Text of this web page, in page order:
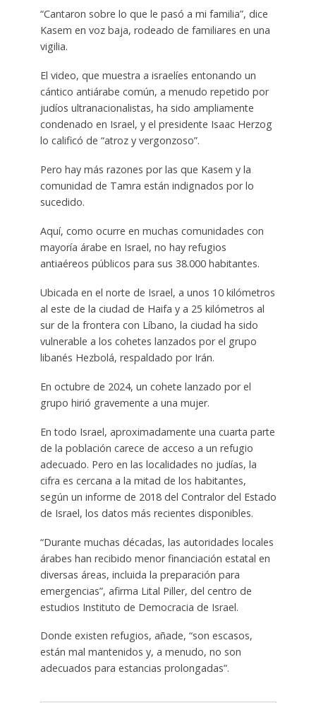
“Cantaron sobre lo que le pasó a mi familia”, dice
Kasem en voz baja, rodeado de familiares en una
vigilia.
El video, que muestra a israelíes entonando un
cántico antiárabe común, a menudo repetido por
judíos ultranacionalistas, ha sido ampliamente
condenado en Israel, y el presidente Isaac Herzog
lo calificó de “atroz y vergonzoso”.
Pero hay más razones por las que Kasem y la
comunidad de Tamra están indignados por lo
sucedido.
Aquí, como ocurre en muchas comunidades con
mayoría árabe en Israel, no hay refugios
antiaéreos públicos para sus 38.000 habitantes.
Ubicada en el norte de Israel, a unos 10 kilómetros
al este de la ciudad de Haifa y a 25 kilómetros al
sur de la frontera con Líbano, la ciudad ha sido
vulnerable a los cohetes lanzados por el grupo
libanés Hezbolá, respaldado por Irán.
En octubre de 2024, un cohete lanzado por el
grupo hirió gravemente a una mujer.
En todo Israel, aproximadamente una cuarta parte
de la población carece de acceso a un refugio
adecuado. Pero en las localidades no judías, la
cifra es cercana a la mitad de los habitantes,
según un informe de 2018 del Contralor del Estado
de Israel, los datos más recientes disponibles.
“Durante muchas décadas, las autoridades locales
árabes han recibido menor financiación estatal en
diversas áreas, incluida la preparación para
emergencias”, afirma Lital Piller, del centro de
estudios Instituto de Democracia de Israel.
Donde existen refugios, añade, “son escasos,
están mal mantenidos y, a menudo, no son
adecuados para estancias prolongadas”.